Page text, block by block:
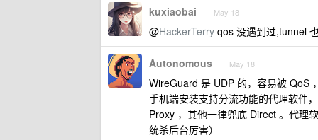
kuxiaobai May 18
@HackerTerry qos 没遇到过,tunnel
Autonomous May 18
WireGuard 是 UDP 的，容易被 QoS
手机端安装支持分流功能的代理软件
Proxy ，其他一律兜底 Direct 。代理
统杀后台厉害）